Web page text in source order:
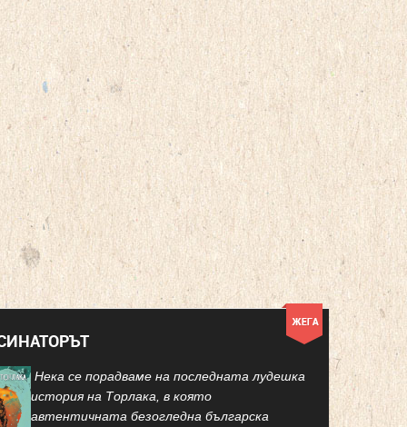
Нека се порадваме на последната лудешка
история на Торлака, в която
автентичната безогледна българска